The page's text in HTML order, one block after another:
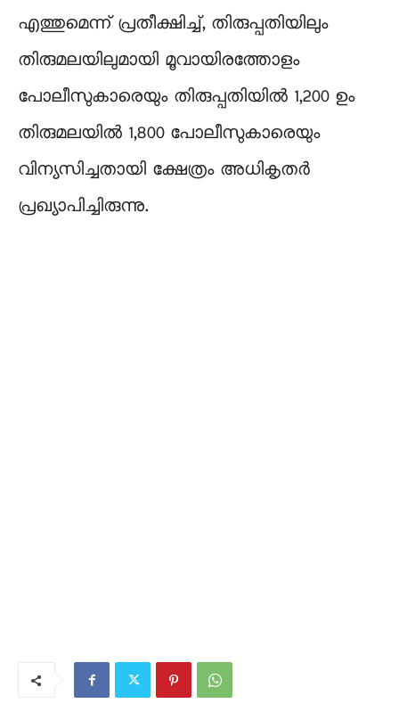
എത്തുമെന്ന് പ്രതീക്ഷിച്ച്, തിരുപ്പതിയിലും
തിരുമലയിലുമായി മൂവായിരത്തോളം
പോലീസുകാരെയും തിരുപ്പതിയിൽ 1,200 ഉം
തിരുമലയിൽ 1,800 പോലീസുകാരെയും
വിന്യസിച്ചതായി ക്ഷേത്രം അധികൃതർ
പ്രഖ്യാപിച്ചിരുന്നു.